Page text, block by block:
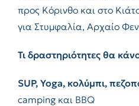
προς Κόρινθο και στο
για Στυμφαλία, Αρχαίο
Τι δραστηριότητες θα
SUP, Yoga, κολύμπι,
camping και BBQ